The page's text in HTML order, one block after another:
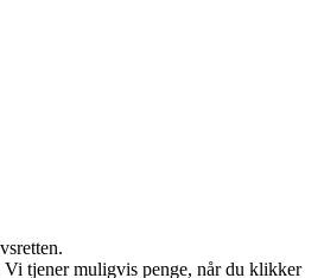
tjener muligvis penge, når du klikker